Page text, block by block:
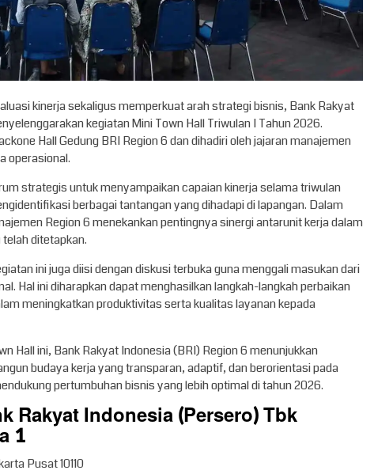
kinerja sekaligus memperkuat arah strategi bisnis, Bank Rakyat
kegiatan Mini Town Hall Triwulan I Tahun 2026.
Hall Gedung BRI Region 6 dan dihadiri oleh jajaran manajemen
operasional.
strategis untuk menyampaikan capaian kinerja selama triwulan
berbagai tantangan yang dihadapi di lapangan. Dalam
Region 6 menekankan pentingnya sinergi antarunit kerja dalam
ditetapkan.
ini juga diisi dengan diskusi terbuka guna menggali masukan dari
Hal ini diharapkan dapat menghasilkan langkah-langkah perbaikan
meningkatkan produktivitas serta kualitas layanan kepada
Hall ini, Bank Rakyat Indonesia (BRI) Region 6 menunjukkan
budaya kerja yang transparan, adaptif, dan berorientasi pada
pertumbuhan bisnis yang lebih optimal di tahun 2026.
Rakyat Indonesia (Persero) Tbk
1
Pusat 10110